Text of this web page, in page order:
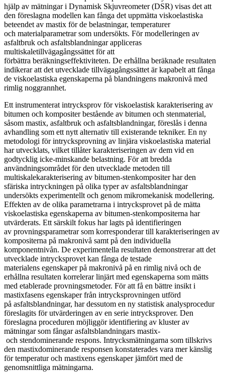
hjälp av mätningar i Dynamisk Skjuvreometer (DSR) visas det att
den föreslagna modellen kan fånga det uppmätta viskoelastiska
beteendet av mastix för de belastningar, temperaturer
och materialparametrar som undersökts. För modelleringen av
asfaltbruk och asfaltsblandningar appliceras
multiskaletillvägagångssättet för att
förbättra beräkningseffektiviteten. De erhållna beräknade resultaten
indikerar att det utvecklade tillvägagångssättet är kapabelt att fånga
de viskoelastiska egenskaperna på blandningens makronivå med
rimlig noggrannhet.
Ett instrumenterat intrycksprov för viskoelastisk karakterisering av
bitumen och kompositer bestående av bitumen och stenmaterial,
såsom mastix, asfaltbruk och asfaltsblandningar, föreslås i denna
avhandling som ett nytt alternativ till existerande tekniker. En ny
metodologi för intrycksprovning av linjära viskoelastiska material
har utvecklats, vilket tillåter karakteriseringen av dem vid en
godtycklig icke-minskande belastning. För att bredda
användningsområdet för den utvecklade metoden till
multiskalekarakterisering av bitumen-stenkompositer har den
sfäriska intryckningen på olika typer av asfaltsblandningar
undersökts experimentellt och genom mikromekanisk modellering.
Effekten av de olika parametrarna i intrycksprovet på de mätta
viskoelastiska egenskaperna av bitumen-stenkompositerna har
utvärderats. Ett särskilt fokus har lagts på identifieringen
av provningsparametrar som korresponderar till karakteriseringen av
kompositerna på makronivå samt på den individuella
komponentnivån. De experimentella resultaten demonstrerar att det
utvecklade intrycksprovet kan fånga de testade
materialens egenskaper på makronivå på en rimlig nivå och de
erhållna resultaten korrelerar linjärt med egenskaperna som mätts
med etablerade provningsmetoder. För att få en bättre insikt i
mastixfasens egenskaper från intrycksprovningen utförd
på asfaltsblandningar, har dessutom en ny statistisk analysprocedur
föreslagits för utvärderingen av en serie intrycksprover. Den
föreslagna proceduren möjliggör identifiering av kluster av
mätningar som fångar asfaltsblandningars mastix-
och stendominerande respons. Intrycksmätningarna som tillskrivs
den mastixdominerande responsen konstaterades vara mer känslig
för temperatur och mastixens egenskaper jämfört med de
genomsnittliga mätningarna.